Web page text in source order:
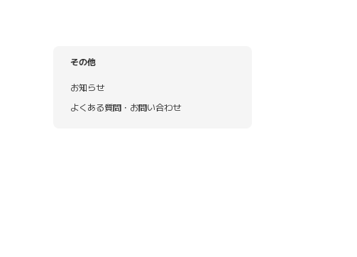
その他
お知らせ
よくある質問・お問い合わせ